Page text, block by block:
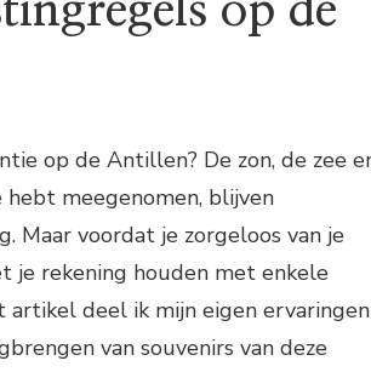
op de
op de Antillen? De zon, de zee
meegenomen, blijven
Maar voordat je zorgeloos van je
je rekening houden met enkele
deel ik mijn eigen ervaringen
van souvenirs van deze